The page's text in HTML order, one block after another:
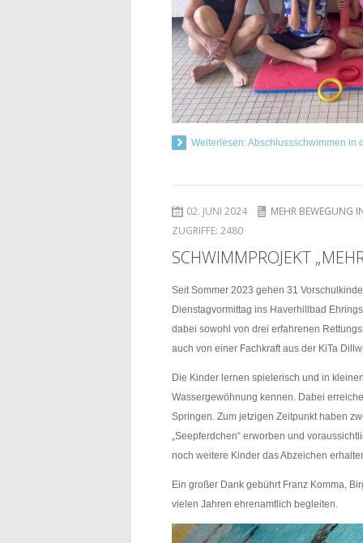
Weiterlesen: Abschlussschwimmen in
02. JUNI 2024
MEHR BEWEGUNG
ZUGRIFFE: 2480
SCHWIMMPROJEKT
Seit Sommer 2023 gehen 31
Dienstagvormittag ins Haverhillbad
dabei sowohl von drei erfahrenen
auch von einer Fachkraft aus der KiTa
Die Kinder lernen spielerisch und in
Wassergewöhnung kennen. Dabei
Springen. Zum jetzigen Zeitpunkt haben
„Seepferdchen“ erworben und
noch weitere Kinder das Abzeichen
Ein großer Dank gebührt Franz Komma,
vielen Jahren ehrenamtlich begleiten.